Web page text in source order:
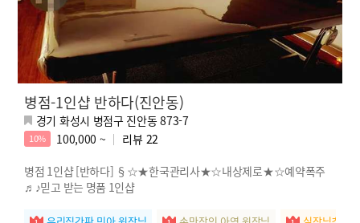
병점-1인샵 반하다(진안동)
경기 화성시 병점구 진안동 873-7
10% 100,000 ~ 리뷰 22
병점 1인샵 [반하다] §☆★한국관리사★☆내상제로★☆예약폭주
♬♪믿고 받는 명품 1인샵